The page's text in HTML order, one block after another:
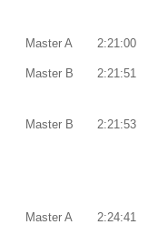
Master A 2:21:00
Master B 2:21:51
Master B 2:21:53
Master A 2:24:41